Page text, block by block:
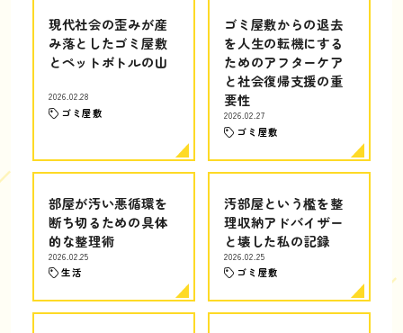
現代社会の歪みが産
み落としたゴミ屋敷
とペットボトルの山
2026.02.28
ゴミ屋敷
ゴミ屋敷からの退去
を人生の転機にする
ためのアフターケア
と社会復帰支援の重
要性
2026.02.27
ゴミ屋敷
部屋が汚い悪循環を
断ち切るための具体
的な整理術
2026.02.25
生活
汚部屋という檻を整
理収納アドバイザー
と壊した私の記録
2026.02.25
ゴミ屋敷